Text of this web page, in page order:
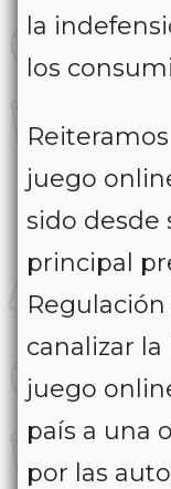
la
los
juego
sido desde
principal
canalizar
juego
país a una
por las